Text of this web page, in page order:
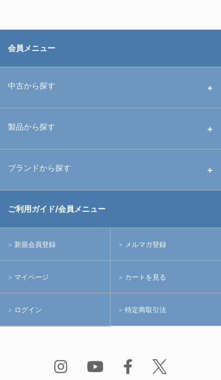
会員メニュー
中古から探す
中古ハウジング
中古アームシステム
製品から探す
ハウジング
水中用品
ブランドから探す
RGBlue
イノン
フィッシュアイ
ご利用ガイド/会員メニュー
新規会員登録 メルマガ登録
マイページ カートを見る
ログイン 特定商取引法